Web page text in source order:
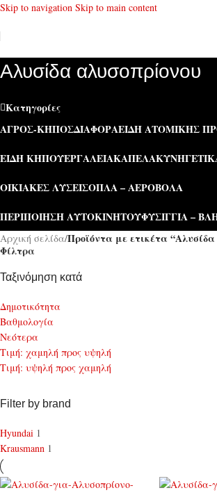
Skip to navigation Skip to main content
Αλυσίδα αλυσοπρίονου
Κατηγορίες
ΑΓΡΌΣ-ΚΉΠΟΣΔΙΆΦΟΡΑΕΊΔΗ ΑΤΟΜΙΚΉΣ
ΕΊΔΗ ΚΉΠΟΥΕΡΓΑΛΕΊΑΚΑΠΕΛΑ
ΟΙΚΙΑΚΈΣ ΛΎΣΕΙΣΌΠΛΑ – ΑΕΡΟΒΌΛΑ
ΠΕΡΙΠΟΊΗΣΗ ΑΥΤΟΚΙΝΉΤΟΥΦΥΣΊΓΓΙΑ –
Αρχική σελίδα/Προϊόντα με ετικέτα
Φίλτρα
Ταξινόμηση κατά
Δημοτικότητα
Bαθμολογία
Νεότερα
Τιμή: χαμηλή προς υψηλή
Τιμή: υψηλή προς χαμηλή
Filter by brand
Hyundai 1
Krausmann 1